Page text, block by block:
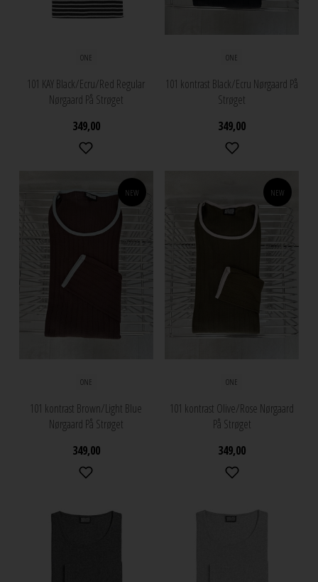
ONE
101 KAY Black/Ecru/Red Regular
Nørgaard På Strøget
349,00
ONE
101 kontrast Black/Ecru Nørgaard På
Strøget
349,00
NEW
ONE
101 kontrast Brown/Light Blue
Nørgaard På Strøget
349,00
NEW
ONE
101 kontrast Olive/Rose Nørgaard
På Strøget
349,00